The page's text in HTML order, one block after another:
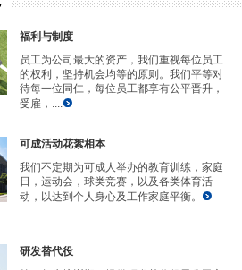
福利与制度
员工为公司最大的资产，我们重视每位员工
的权利，坚持机会均等的原则。我们平等对
待每一位同仁，每位员工都享有公平晋升，
受雇，....
可成活动花絮相本
我们不定期为可成人举办的教育训练，家庭
日，运动会，球类竞赛，以及各类体育活
动，以达到个人身心及工作家庭平衡。
研发替代役